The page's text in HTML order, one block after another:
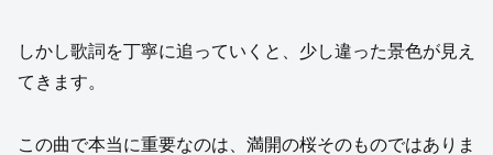
しかし歌詞を丁寧に追っていくと、少し違った景色が見え
てきます。
この曲で本当に重要なのは、満開の桜そのものではありま